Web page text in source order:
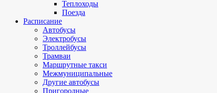
Теплоходы
Поезда
Расписание
Автобусы
Электробусы
Троллейбусы
Трамваи
Маршрутные такси
Межмуниципальные
Другие автобусы
Пригородные